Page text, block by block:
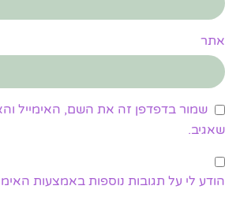
אתר
שמור בדפדפן זה את השם, האימייל
שאגיב.
הודע לי על תגובות נוספות באמצעות